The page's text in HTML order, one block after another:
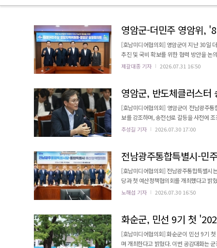
영암군-더민주 영암위,
[호남미디어협의회] 영암군이 지난 30일
추진 및 국비 확보를 위한 협력 방안을 논
우승희 영암군수를 비롯한 영암군의회 의원 등 30여 명이 함께했다. 협
제갈대종 기자 2026.07.31 16:50
영암군, 반도체클러스
[호남미디어협의회] 영암군이 전남광주
보를 강조하며, 송전선로 갈등을 사전에 조정
암군수는 지난 29일 무안청사에서 열린 '
추성길 기자 2026.07.30 17:00
전남광주통합특별시-민
[호남미디어협의회] 전남광주통합특별시
당과 첫 예산정책협의회를 개최했다고 밝
대응 방안을 논의했다. 이번 협의회는 전남과 광주가 40년 만에 행정통합을 이룬 뒤 처음 열린 것으로, 전남광주통합특
노해섭 기자 2026.07.30 16:50
화순군, 민선 9기 첫
[호남미디어협의회] 화순군이 민선 9기
며 개최한다고 밝혔다. 이번 공감대화는 군정